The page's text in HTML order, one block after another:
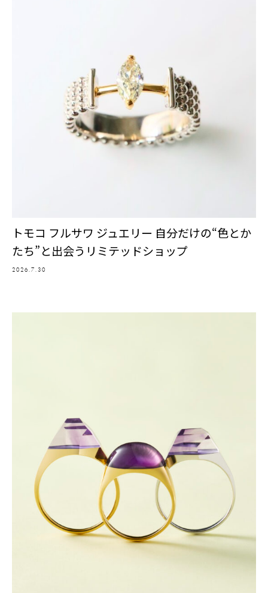
トモコ フルサワ ジュエリー 自分だけの“色とか
たち”と出会うリミテッドショップ
2026.7.30